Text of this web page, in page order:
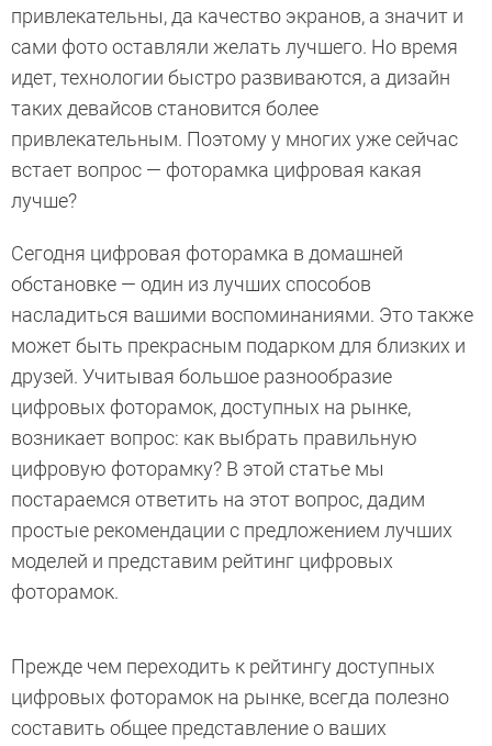
привлекательны, да качество экранов, а значит и
сами фото оставляли желать лучшего. Но время
идет, технологии быстро развиваются, а дизайн
таких девайсов становится более
привлекательным. Поэтому у многих уже сейчас
встает вопрос — фоторамка цифровая какая
лучше?
Сегодня цифровая фоторамка в домашней
обстановке — один из лучших способов
насладиться вашими воспоминаниями. Это также
может быть прекрасным подарком для близких и
друзей. Учитывая большое разнообразие
цифровых фоторамок, доступных на рынке,
возникает вопрос: как выбрать правильную
цифровую фоторамку? В этой статье мы
постараемся ответить на этот вопрос, дадим
простые рекомендации с предложением лучших
моделей и представим рейтинг цифровых
фоторамок.
Прежде чем переходить к рейтингу доступных
цифровых фоторамок на рынке, всегда полезно
составить общее представление о ваших